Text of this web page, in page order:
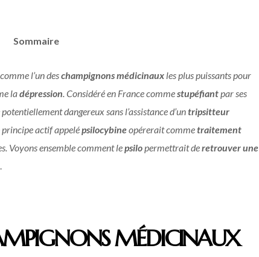
Sommaire
l’un deschampignons médicinaux les plus puissants pour
ladépression. Considéré en France commestupéfiantpar ses
dangereux sans l’assistance d’untripsitteur
principe actif appelépsilocybineopérerait commetraitement
Voyons ensemble comment lepsilopermettrait deretrouver une
MÉDICINAUX